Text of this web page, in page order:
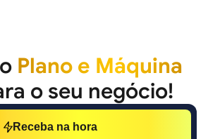
Plano e Máquina
o seu negócio!
Receba na hora